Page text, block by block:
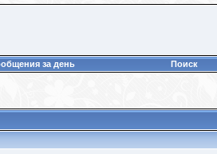
за день Поиск